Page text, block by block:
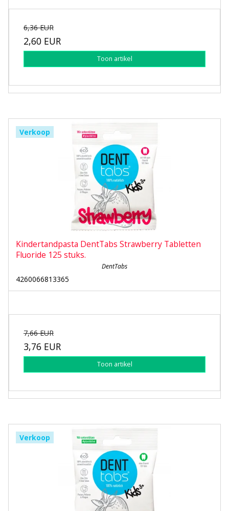
6,36 EUR
2,60 EUR
Toon artikel
Verkoop
Kindertandpasta DentTabs Strawberry Tabletten
Fluoride 125 stuks.
DentTabs
4260066813365
7,66 EUR
3,76 EUR
Toon artikel
Verkoop